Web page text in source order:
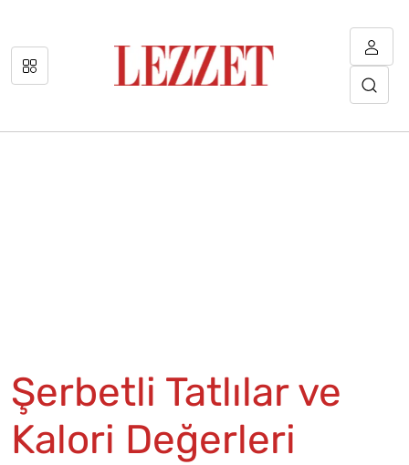
Şerbetli Tatlılar ve
Kalori Değerleri